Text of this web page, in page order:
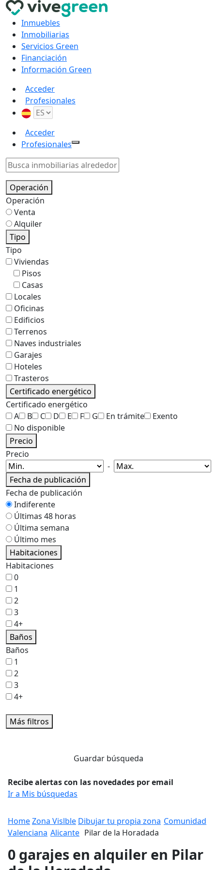
Inmuebles
Inmobiliarias
Servicios Green
Financiación
Información Green
Acceder
Profesionales
Acceder
Profesionales
Operación
Operación
Venta
Alquiler
Tipo
Tipo
Viviendas
Pisos
Casas
Locales
Oficinas
Edificios
Terrenos
Naves industriales
Garajes
Hoteles
Trasteros
Certificado energético
Certificado energético
A
B C D E F G En trámite
Exento
No disponible
Precio
Precio
-
Fecha de publicación
Fecha de publicación
Indiferente
Últimas 48 horas
Última semana
Último mes
Habitaciones
Habitaciones
0
1
2
3
4+
Baños
Baños
1
2
3
4+
Más filtros
Guardar búsqueda
Recibe alertas con las novedades por email
Ir a Mis búsquedas
HomeZona Vislble Dibujar tu propia zona Comunidad
Valenciana Alicante Pilar de la Horadada
0 garajes en alquiler en Pilar